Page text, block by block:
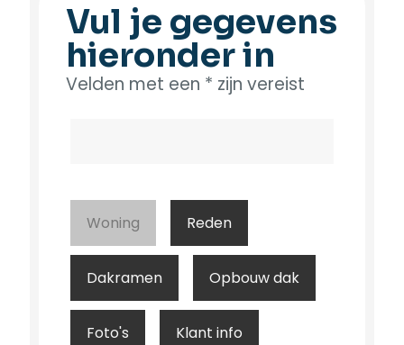
Vul je gegevens
hieronder in
Velden met een * zijn vereist
Woning Reden
Dakramen Opbouw dak
Foto's Klant info